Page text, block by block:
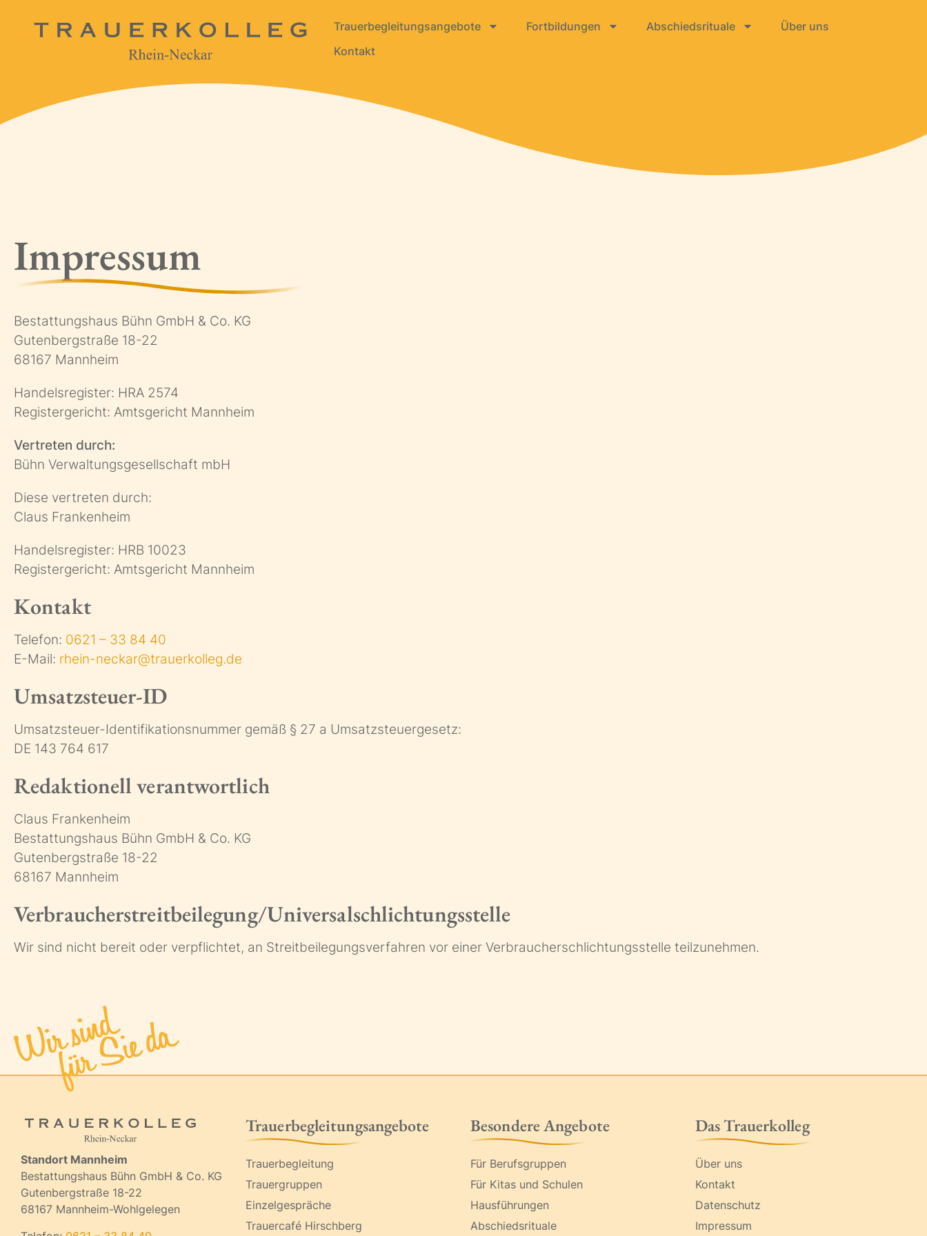
Trauerbegleitungsangebote Fortbildungen Abschiedsrituale
Über uns
Kontakt
Impressum
Bestattungshaus Bühn GmbH & Co. KG
Gutenbergstraße 18-22
68167 Mannheim
Handelsregister: HRA 2574
Registergericht: Amtsgericht Mannheim
Vertreten durch:
Bühn Verwaltungsgesellschaft mbH
Diese vertreten durch:
Claus Frankenheim
Handelsregister: HRB 10023
Registergericht: Amtsgericht Mannheim
Kontakt
Telefon: 0621 – 33 84 40
E-Mail: rhein-neckar@trauerkolleg.de
Umsatzsteuer-ID
Umsatzsteuer-Identifikationsnummer gemäß § 27 a Umsatzsteuergesetz:
DE 143 764 617
Redaktionell verantwortlich
Claus Frankenheim
Bestattungshaus Bühn GmbH & Co. KG
Gutenbergstraße 18-22
68167 Mannheim
Verbraucher­streit­beilegung/Universal­schlichtungs­stelle
Wir sind nicht bereit oder verpflichtet, an Streitbeilegungsverfahren vor einer Verbraucherschlichtungsstelle teilzunehmen.
Standort Mannheim
Bestattungshaus Bühn GmbH & Co. KG
Gutenbergstraße 18-22
68167 Mannheim-Wohlgelegen
Trauerbegleitungsangebote
Trauerbegleitung
Trauergruppen
Einzelgespräche
Trauercafé Hirschberg
Besondere Angebote
Für Berufsgruppen
Für Kitas und Schulen
Hausführungen
Abschiedsrituale
Das Trauerkolleg
Über uns
Kontakt
Datenschutz
Impressum